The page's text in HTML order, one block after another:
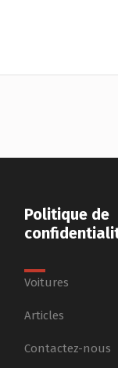
Politique de
Voitures
Articles
Contactez-nous